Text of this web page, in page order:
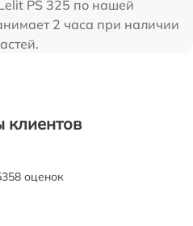
PS 325 по нашей
2 часа при наличии
клиентов
оценок